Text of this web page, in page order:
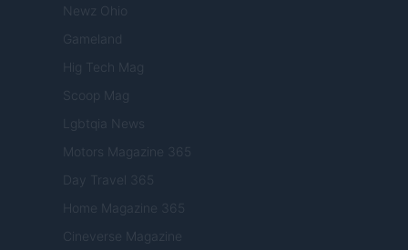
Newz Ohio
Gameland
Hig Tech Mag
Scoop Mag
Lgbtqia News
Motors Magazine 365
Day Travel 365
Home Magazine 365
Cineverse Magazine